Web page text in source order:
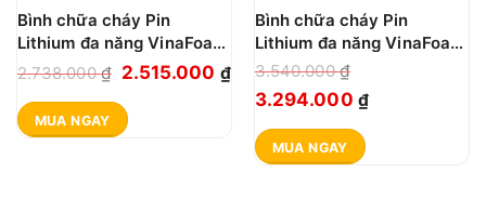
Bình chữa cháy Pin
Lithium đa năng VinaFoam
ORION 6L OR-6
2.738.000₫ Giá
là:
2.515.000 ₫Giá
hiện
MUA NGAY
Bình chữa cháy Pin
Lithium đa năng VinaFoam
ORION 9L OR-9
3.540.000₫
Giá
gốc
là:
3.294.000 ₫Giá
MUA NGAY